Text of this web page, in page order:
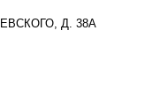
Д. 38А